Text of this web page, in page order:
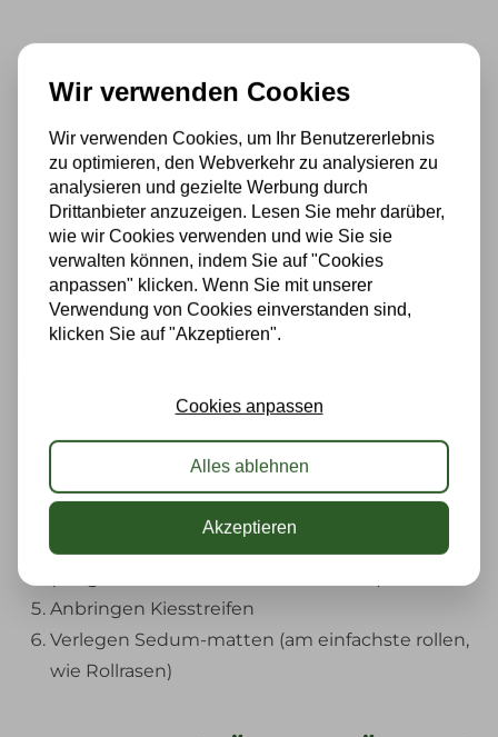
HABEN SIE EIN BASISPAKET?
Verlegen weißen Vlies.
Verlegen Drainagefolie.
Verlegen Flitervlies (schwarz-weiß, weißen seite
Aufbringen Dachgarten Substrat
Anbringen Kiesstreifen
Verlegen Sedum-matten (am einfachste rollen,
wie Rollrasen)
Wir verwenden Cookies
Wir verwenden Cookies, um Ihr Benutzererlebnis
zu optimieren, den Webverkehr zu analysieren zu
analysieren und gezielte Werbung durch
Drittanbieter anzuzeigen. Lesen Sie mehr darüber,
wie wir Cookies verwenden und wie Sie sie
verwalten können, indem Sie auf "Cookies
anpassen" klicken. Wenn Sie mit unserer
Verwendung von Cookies einverstanden sind,
klicken Sie auf "Akzeptieren".
Cookies anpassen
Alles ablehnen
Akzeptieren